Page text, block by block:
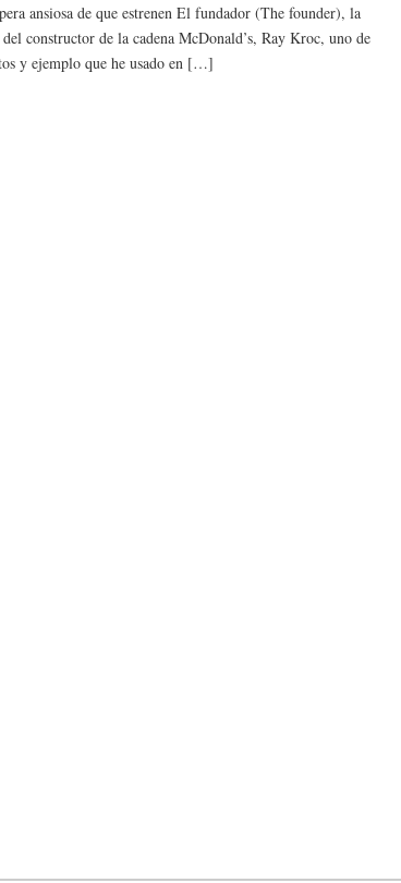
ansiosa de que estrenen El fundador (The founder), la
constructor de la cadena McDonald’s, Ray Kroc, uno de
y ejemplo que he usado en […]